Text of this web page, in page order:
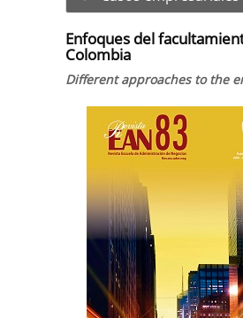
Enfoques del
Colombia
Different approaches to the
Barra
lateral
del
artículo